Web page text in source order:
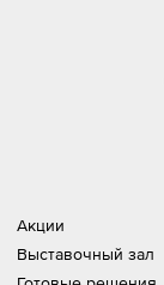
Акции
Выставочный зал